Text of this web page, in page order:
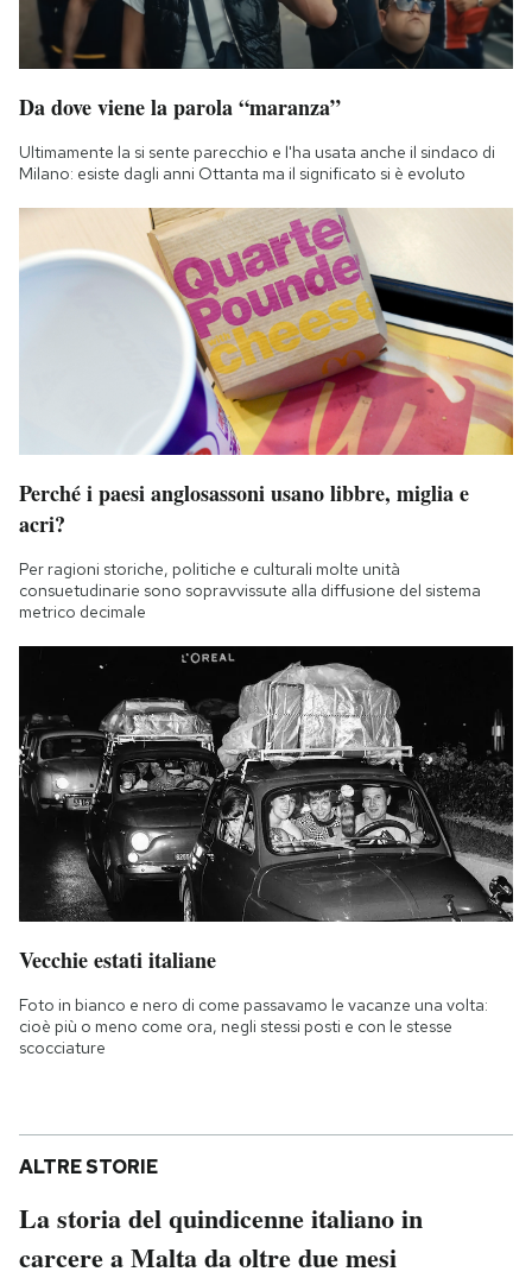
Da dove viene la parola “maranza”
Ultimamente la si sente parecchio e l'ha usata anche il sindaco di
Milano: esiste dagli anni Ottanta ma il significato si è evoluto
Perché i paesi anglosassoni usano libbre, miglia e
acri?
Per ragioni storiche, politiche e culturali molte unità
consuetudinarie sono sopravvissute alla diffusione del sistema
metrico decimale
Vecchie estati italiane
Foto in bianco e nero di come passavamo le vacanze una volta:
cioè più o meno come ora, negli stessi posti e con le stesse
scocciature
ALTRE STORIE
La storia del quindicenne italiano in
carcere a Malta da oltre due mesi